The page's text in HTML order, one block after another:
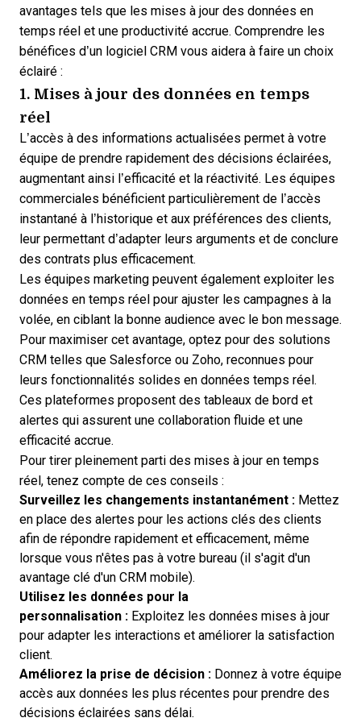
avantages tels que les mises à jour des données en
temps réel et une productivité accrue. Comprendre les
bénéfices d’un logiciel CRM vous aidera à faire un choix
éclairé :
1. Mises à jour des données en temps
réel
L’accès à des informations actualisées permet à votre
équipe de prendre rapidement des décisions éclairées,
augmentant ainsi l’efficacité et la réactivité. Les équipes
commerciales bénéficient particulièrement de l’accès
instantané à l’historique et aux préférences des clients,
leur permettant d’adapter leurs arguments et de conclure
des contrats plus efficacement.
Les équipes marketing peuvent également exploiter les
données en temps réel pour ajuster les campagnes à la
volée, en ciblant la bonne audience avec le bon message.
Pour maximiser cet avantage, optez pour des solutions
CRM telles que Salesforce ou Zoho, reconnues pour
leurs fonctionnalités solides en données temps réel.
Ces plateformes proposent des tableaux de bord et
alertes qui assurent une collaboration fluide et une
efficacité accrue.
Pour tirer pleinement parti des mises à jour en temps
réel, tenez compte de ces conseils :
Surveillez les changements instantanément : Mettez
en place des alertes pour les actions clés des clients
afin de répondre rapidement et efficacement, même
lorsque vous n'êtes pas à votre bureau (il s'agit d'un
avantage clé d'un CRM mobile).
Utilisez les données pour la
personnalisation : Exploitez les données mises à jour
pour adapter les interactions et améliorer la satisfaction
client.
Améliorez la prise de décision : Donnez à votre équipe
accès aux données les plus récentes pour prendre des
décisions éclairées sans délai.